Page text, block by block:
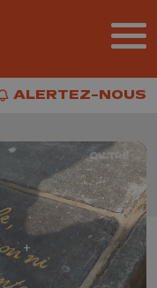
ALERTEZ-NOUS
ALERTEZ-NOUS